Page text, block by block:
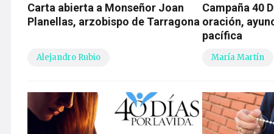
Carta abierta a Monseñor Joan
Planellas, arzobispo de Tarragona
Alejandro Rubio
Campaña 40
oración,
pacífica
María Martín